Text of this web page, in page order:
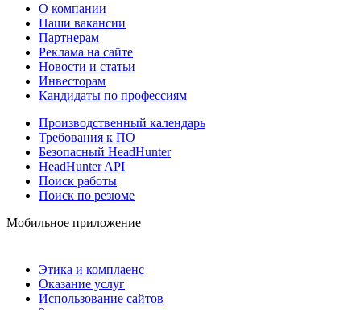
О компании
Наши вакансии
Партнерам
Реклама на сайте
Новости и статьи
Инвесторам
Кандидаты по профессиям
Производственный календарь
Требования к ПО
Безопасный HeadHunter
HeadHunter API
Поиск работы
Поиск по резюме
Мобильное приложение
Этика и комплаенс
Оказание услуг
Использование сайтов